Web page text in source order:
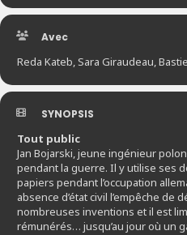
Avec
Reda Kateb, Sara Giraudeau,
SYNOPSIS
Tout public
Jan Bojarski, jeune ingénieur
pendant la guerre. Il y utilise ses
papiers pendant l’occupation
absence d’état civil l’empêche de
nombreuses inventions et il est
rémunérés… jusqu’au jour où un